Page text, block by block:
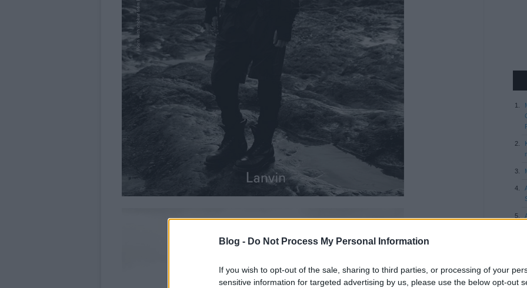
Blog - Do Not Process My Personal Information
If you wish to opt-out of the sale, sharing to third parties, or processing of your
sensitive information for targeted advertising by us, please use the below opt-out